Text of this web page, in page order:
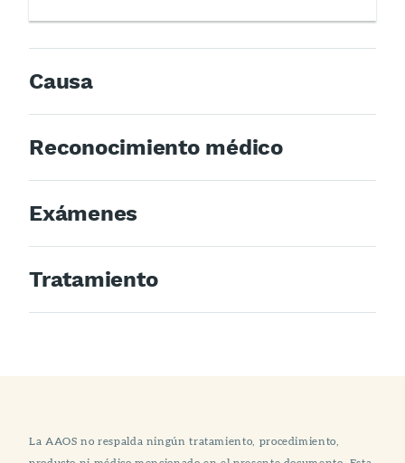
Causa
Reconocimiento médico
Exámenes
Tratamiento
La AAOS no respalda ningún tratamiento, procedimiento,